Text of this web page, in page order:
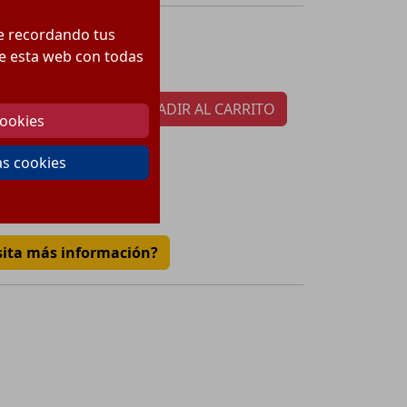
recordando tus
esta web con todas
cookies
56.87€
por paquete:1
AÑADIR AL CARRITO
más información?